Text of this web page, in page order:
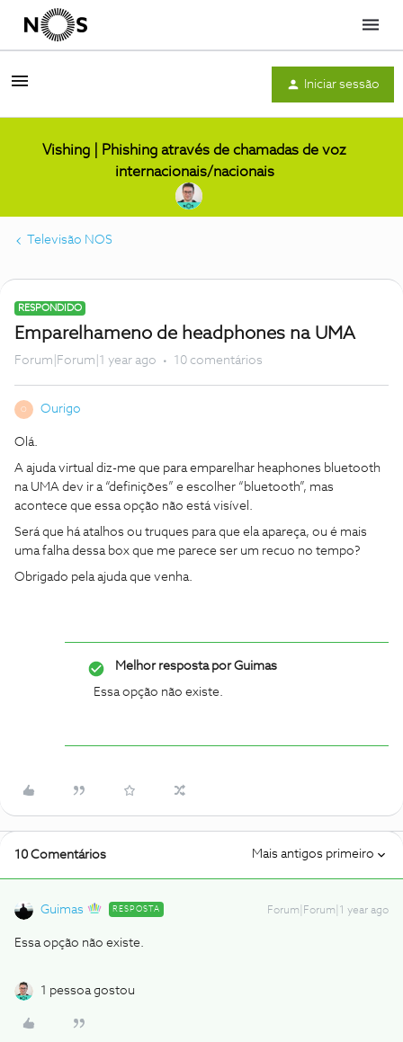
Menu
Iniciar sessão
Vishing | Phishing através de chamadas de voz
internacionais/nacionais
Televisão NOS
RESPONDIDO
Emparelhameno de headphones na UMA
Forum|Forum|1 year ago 10 comentários
O Ourigo
Olá.
A ajuda virtual diz-me que para emparelhar heaphones bluetooth
na UMA dev ir a “definições” e escolher “bluetooth”, mas
acontece que essa opção não está visível.
Será que há atalhos ou truques para que ela apareça, ou é mais
uma falha dessa box que me parece ser um recuo no tempo?
Obrigado pela ajuda que venha.
Melhor resposta porGuimas
Essa opção não existe.
10 Comentários Mais antigos primeiro
Guimas RESPOSTA Forum|Forum|1 year ago
Essa opção não existe.
1 pessoa gostou